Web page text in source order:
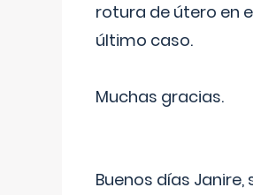
rotura de útero en
último caso.
Muchas gracias.
Buenos días Janire,